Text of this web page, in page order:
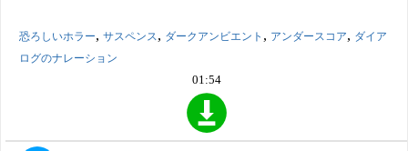
恐ろしいホラー, サスペンス, ダークアンビエント , アンダースコア, ダイア
ログのナレーション
01:54